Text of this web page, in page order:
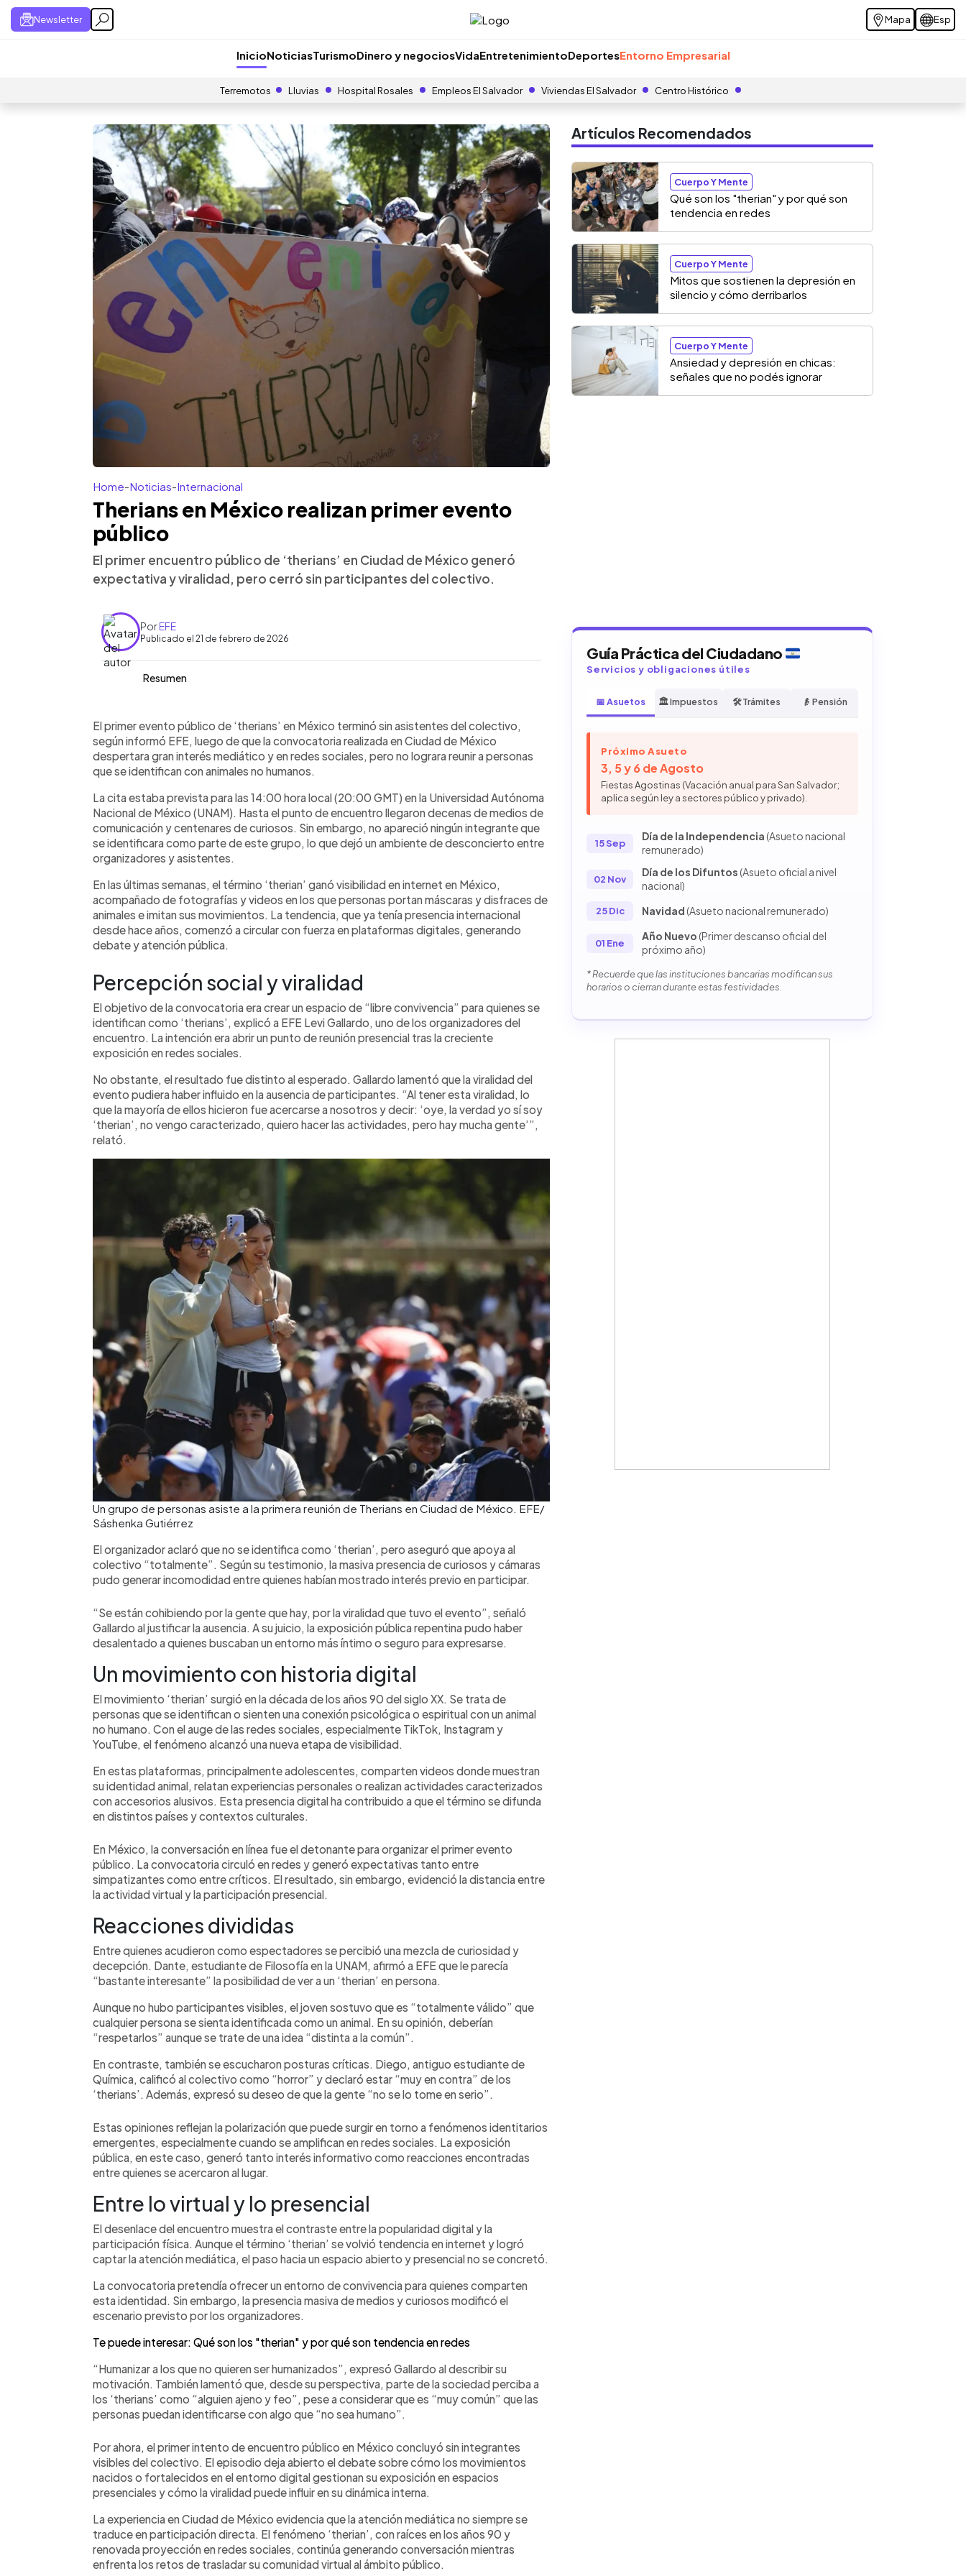
Newsletter Mapa Esp
InicioNoticiasTurismoDinero y negociosVidaEntretenimientoDeportesEntorno Empresarial
Terremotos Lluvias Hospital Rosales Empleos El Salvador Viviendas El Salvador Centro Histórico
Home-Noticias-Internacional
Therians en México realizan primer evento
público
El primer encuentro público de ‘therians’ en Ciudad de México generó
expectativa y viralidad, pero cerró sin participantes del colectivo.
PorEFE
Publicado el 21 de febrero de 2026
Resumen
Escuchar artículo
El primer evento público de ‘therians’ en Ciudad de México terminó sin
asistentes del colectivo, pese a la amplia expectativa generada en redes
sociales. Según EFE, decenas de medios y curiosos acudieron a la
convocatoria en la UNAM, pero ninguna persona se presentó caracterizada.
del entorno. El movimiento, surgido en los años 90 y popularizado en
plataformas digitales, reúne a personas que se identifican con animales no
humanos y actualmente genera reacciones divididas entre interés,
respaldo y críticas.
El primer evento público de ‘therians’ en México terminó sin asistentes del colectivo,
según informó EFE, luego de que la convocatoria realizada en Ciudad de México
despertara gran interés mediático y en redes sociales, pero no lograra reunir a personas
que se identifican con animales no humanos.
La cita estaba prevista para las 14:00 hora local (20:00 GMT) en la Universidad Autónoma
Nacional de México (UNAM). Hasta el punto de encuentro llegaron decenas de medios de
comunicación y centenares de curiosos. Sin embargo, no apareció ningún integrante que
se identificara como parte de este grupo, lo que dejó un ambiente de desconcierto entre
organizadores y asistentes.
En las últimas semanas, el término ‘therian’ ganó visibilidad en internet en México,
acompañado de fotografías y videos en los que personas portan máscaras y disfraces de
animales e imitan sus movimientos. La tendencia, que ya tenía presencia internacional
desde hace años, comenzó a circular con fuerza en plataformas digitales, generando
debate y atención pública.
Percepción social y viralidad
El objetivo de la convocatoria era crear un espacio de “libre convivencia” para quienes se
identifican como ‘therians’, explicó a EFE Levi Gallardo, uno de los organizadores del
encuentro. La intención era abrir un punto de reunión presencial tras la creciente
exposición en redes sociales.
No obstante, el resultado fue distinto al esperado. Gallardo lamentó que la viralidad del
evento pudiera haber influido en la ausencia de participantes. “Al tener esta viralidad, lo
que la mayoría de ellos hicieron fue acercarse a nosotros y decir: ‘oye, la verdad yo sí soy
‘therian’, no vengo caracterizado, quiero hacer las actividades, pero hay mucha gente’”,
relató.
Un grupo de personas asiste a la primera reunión de Therians en Ciudad de México. EFE/
Sáshenka Gutiérrez
El organizador aclaró que no se identifica como ‘therian’, pero aseguró que apoya al
colectivo “totalmente”. Según su testimonio, la masiva presencia de curiosos y cámaras
pudo generar incomodidad entre quienes habían mostrado interés previo en participar.
“Se están cohibiendo por la gente que hay, por la viralidad que tuvo el evento”, señaló
Gallardo al justificar la ausencia. A su juicio, la exposición pública repentina pudo haber
desalentado a quienes buscaban un entorno más íntimo o seguro para expresarse.
Un movimiento con historia digital
El movimiento ‘therian’ surgió en la década de los años 90 del siglo XX. Se trata de
personas que se identifican o sienten una conexión psicológica o espiritual con un animal
no humano. Con el auge de las redes sociales, especialmente TikTok, Instagram y
YouTube, el fenómeno alcanzó una nueva etapa de visibilidad.
En estas plataformas, principalmente adolescentes, comparten videos donde muestran
su identidad animal, relatan experiencias personales o realizan actividades caracterizados
con accesorios alusivos. Esta presencia digital ha contribuido a que el término se difunda
en distintos países y contextos culturales.
En México, la conversación en línea fue el detonante para organizar el primer evento
público. La convocatoria circuló en redes y generó expectativas tanto entre
simpatizantes como entre críticos. El resultado, sin embargo, evidenció la distancia entre
la actividad virtual y la participación presencial.
Reacciones divididas
Entre quienes acudieron como espectadores se percibió una mezcla de curiosidad y
decepción. Dante, estudiante de Filosofía en la UNAM, afirmó a EFE que le parecía
“bastante interesante” la posibilidad de ver a un ‘therian’ en persona.
Aunque no hubo participantes visibles, el joven sostuvo que es “totalmente válido” que
cualquier persona se sienta identificada como un animal. En su opinión, deberían
“respetarlos” aunque se trate de una idea “distinta a la común”.
En contraste, también se escucharon posturas críticas. Diego, antiguo estudiante de
Química, calificó al colectivo como “horror” y declaró estar “muy en contra” de los
‘therians’. Además, expresó su deseo de que la gente “no se lo tome en serio”.
Estas opiniones reflejan la polarización que puede surgir en torno a fenómenos identitarios
emergentes, especialmente cuando se amplifican en redes sociales. La exposición
pública, en este caso, generó tanto interés informativo como reacciones encontradas
entre quienes se acercaron al lugar.
Entre lo virtual y lo presencial
El desenlace del encuentro muestra el contraste entre la popularidad digital y la
participación física. Aunque el término ‘therian’ se volvió tendencia en internet y logró
captar la atención mediática, el paso hacia un espacio abierto y presencial no se concretó.
La convocatoria pretendía ofrecer un entorno de convivencia para quienes comparten
esta identidad. Sin embargo, la presencia masiva de medios y curiosos modificó el
escenario previsto por los organizadores.
Te puede interesar: Qué son los "therian" y por qué son tendencia en redes
“Humanizar a los que no quieren ser humanizados”, expresó Gallardo al describir su
motivación. También lamentó que, desde su perspectiva, parte de la sociedad perciba a
los ‘therians’ como “alguien ajeno y feo”, pese a considerar que es “muy común” que las
personas puedan identificarse con algo que “no sea humano”.
Por ahora, el primer intento de encuentro público en México concluyó sin integrantes
visibles del colectivo. El episodio deja abierto el debate sobre cómo los movimientos
nacidos o fortalecidos en el entorno digital gestionan su exposición en espacios
presenciales y cómo la viralidad puede influir en su dinámica interna.
La experiencia en Ciudad de México evidencia que la atención mediática no siempre se
traduce en participación directa. El fenómeno ‘therian’, con raíces en los años 90 y
renovada proyección en redes sociales, continúa generando conversación mientras
enfrenta los retos de trasladar su comunidad virtual al ámbito público.
Artículos Recomendados
Cuerpo Y Mente
Qué son los "therian" y por qué son
tendencia en redes
Cuerpo Y Mente
Mitos que sostienen la depresión en
silencio y cómo derribarlos
Cuerpo Y Mente
Ansiedad y depresión en chicas:
señales que no podés ignorar
Guía Práctica del Ciudadano
Servicios y obligaciones útiles
📅 Asuetos 🏛️ Impuestos 🛠️ Trámites 👴 Pensión
Próximo Asueto
3, 5 y 6 de Agosto
Fiestas Agostinas (Vacación anual para San Salvador;
aplica según ley a sectores público y privado).
15 Sep
Día de la Independencia(Asueto nacional
remunerado)
02 Nov
Día de los Difuntos(Asueto oficial a nivel
nacional)
25 Dic Navidad(Asueto nacional remunerado)
01 Ene
Año Nuevo(Primer descanso oficial del
próximo año)
* Recuerde que las instituciones bancarias modifican sus
horarios o cierran durante estas festividades.